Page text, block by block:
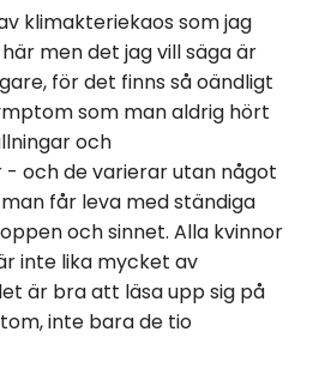
klimakteriekaos som jag
men det jag vill säga är
för det finns så oändligt
som man aldrig hört
och
- och de varierar utan något
får leva med ständiga
och sinnet. Alla kvinnor
inte lika mycket av
är bra att läsa upp sig på
inte bara de tio